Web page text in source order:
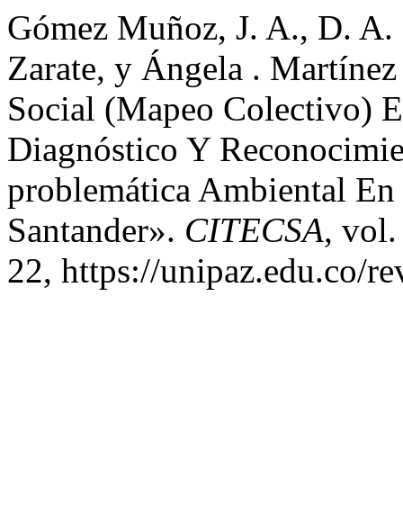
Gómez Muñoz, J. A., D.
Zarate, y Ángela .
Social (Mapeo Colectivo)
Diagnóstico Y
problemática Ambiental
Santander». CITECSA, vol.
22, https://unipaz.edu.co/